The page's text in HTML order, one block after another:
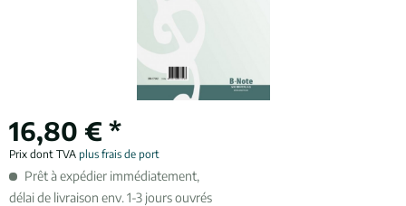
16,80 € *
Prix dont TVA plus frais de port
Prêt à expédier immédiatement,
délai de livraison env. 1-3 jours ouvrés